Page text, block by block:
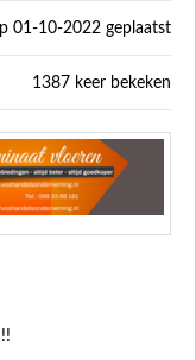
01-10-2022 geplaatst
1387 keer bekeken